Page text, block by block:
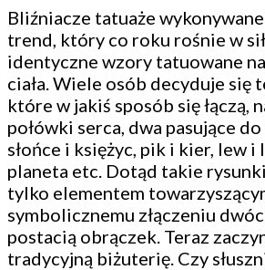
Bliźniacze tatuaże
trend, który co roku rośnie w
identyczne wzory tatuowane
ciała. Wiele osób decyduje się
które w jakiś sposób się łączą,
połówki serca, dwa pasujące
słońce i księżyc, pik i kier, lew i
planeta etc. Dotąd takie
tylko elementem
symbolicznemu złączeniu
postacią obrączek. Teraz
tradycyjną biżuterię. Czy